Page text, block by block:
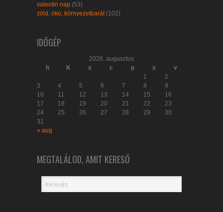
valentin nap (53)
zöld, öko, környezetbarát(102)
IDŐGÉP
2026. augusztus
h
K s c p s
v
1
2
3
4 5 6 7 8
9
10
11 12 13 14 15
16
17
18 19 20 21 22
23
24
25 26 27 28 29
30
31
« aug
MEGTALÁLOD, AMIT KERESŐ